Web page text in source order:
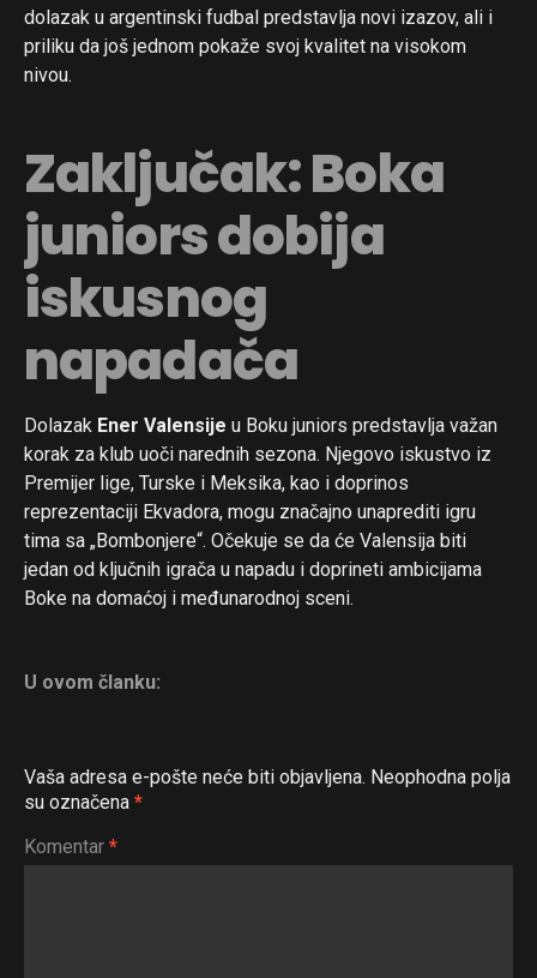
dolazak u argentinski fudbal predstavlja novi izazov, ali i
priliku da još jednom pokaže svoj kvalitet na visokom
nivou.
Zaključak: Boka
juniors dobija
iskusnog
napadača
Dolazak Ener Valensije u Boku juniors predstavlja važan
korak za klub uoči narednih sezona. Njegovo iskustvo iz
Premijer lige, Turske i Meksika, kao i doprinos
reprezentaciji Ekvadora, mogu značajno unaprediti igru
tima sa „Bombonjere“. Očekuje se da će Valensija biti
jedan od ključnih igrača u napadu i doprineti ambicijama
Boke na domaćoj i međunarodnoj sceni.
U ovom članku:
Vaša adresa e-pošte neće biti objavljena. Neophodna polja
su označena *
Komentar *
Flipboard
Reddit
Whatsapp
Email